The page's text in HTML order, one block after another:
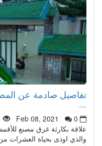
تفاصيل صادمة عن
Feb 08, 2021
0
علاقة بكارثة غرق مصنع
والذي اودى بحياة العشرات من